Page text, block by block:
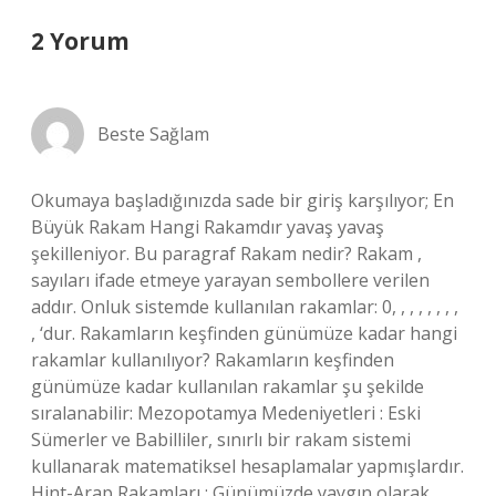
2 Yorum
Beste Sağlam
Okumaya başladığınızda sade bir giriş karşılıyor; En
Büyük Rakam Hangi Rakamdır yavaş yavaş
şekilleniyor. Bu paragraf Rakam nedir? Rakam ,
sayıları ifade etmeye yarayan sembollere verilen
addır. Onluk sistemde kullanılan rakamlar: 0, , , , , , , ,
, ‘dur. Rakamların keşfinden günümüze kadar hangi
rakamlar kullanılıyor? Rakamların keşfinden
günümüze kadar kullanılan rakamlar şu şekilde
sıralanabilir: Mezopotamya Medeniyetleri : Eski
Sümerler ve Babilliler, sınırlı bir rakam sistemi
kullanarak matematiksel hesaplamalar yapmışlardır.